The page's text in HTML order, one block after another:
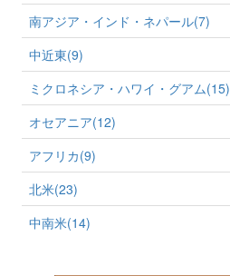
南アジア・インド・ネパール(7)
中近東(9)
ミクロネシア・ハワイ・グアム(15)
オセアニア(12)
アフリカ(9)
北米(23)
中南米(14)